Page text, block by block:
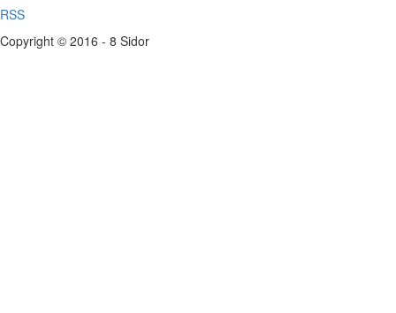
RSS
Copyright © 2016 - 8 Sidor